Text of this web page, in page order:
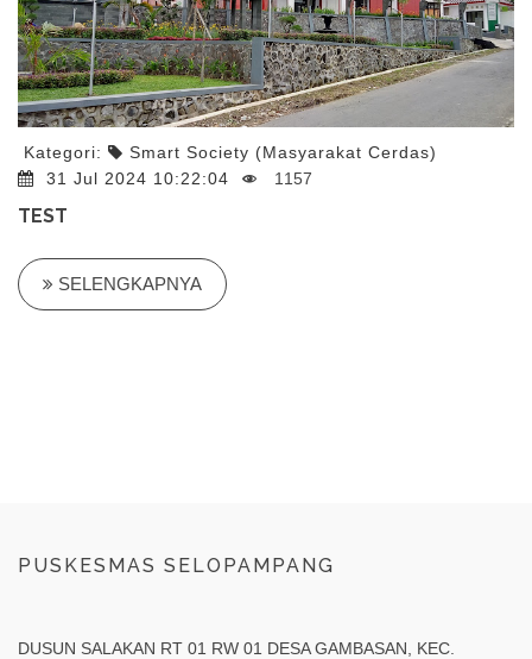
Kategori:
Smart Society (Masyarakat Cerdas)
31 Jul 2024 10:22:04
1157
TEST
SELENGKAPNYA
PUSKESMAS SELOPAMPANG
DUSUN SALAKAN RT 01 RW 01 DESA GAMBASAN, KEC.